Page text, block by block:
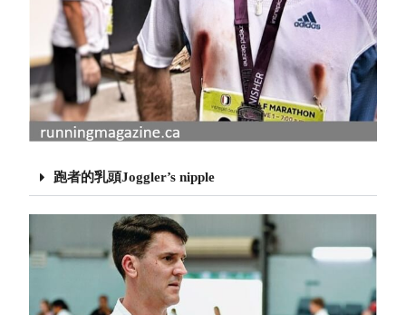
跑者的乳頭Joggler’s nipple